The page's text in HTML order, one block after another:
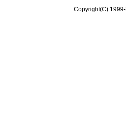
Copyright(C)